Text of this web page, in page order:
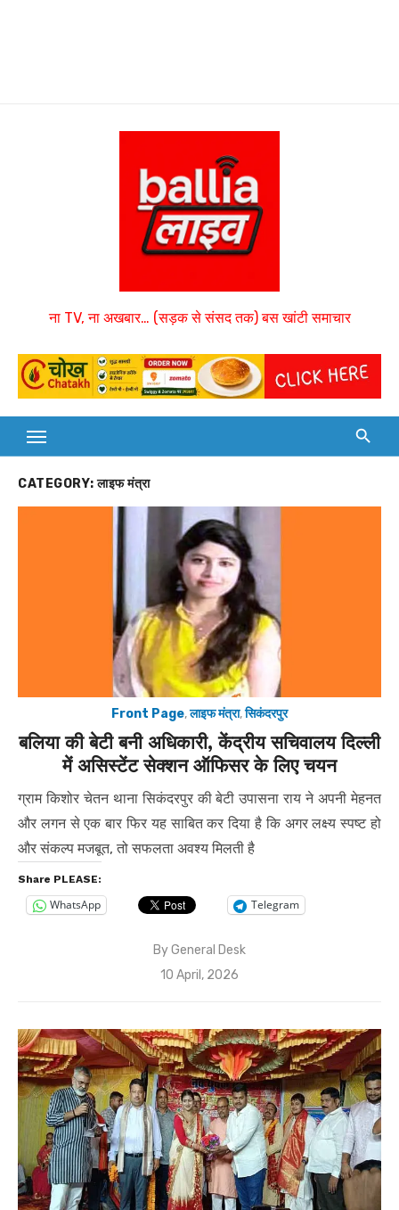
ना TV, ना अखबार… (सड़क से संसद तक) बस खांटी समाचार
CATEGORY:लाइफ मंत्रा
Front Page,लाइफ मंत्रा,सिकंदरपुर
बलिया की बेटी बनी अधिकारी, केंद्रीय सचिवालय दिल्ली
में असिस्टेंट सेक्शन ऑफिसर के लिए चयन
ग्राम किशोर चेतन थाना सिकंदरपुर की बेटी उपासना राय ने अपनी मेहनत
और लगन से एक बार फिर यह साबित कर दिया है कि अगर लक्ष्य स्पष्ट हो
और संकल्प मजबूत, तो सफलता अवश्य मिलती है
Share PLEASE:
WhatsApp Telegram
ByGeneral Desk
Posted
10 April, 2026